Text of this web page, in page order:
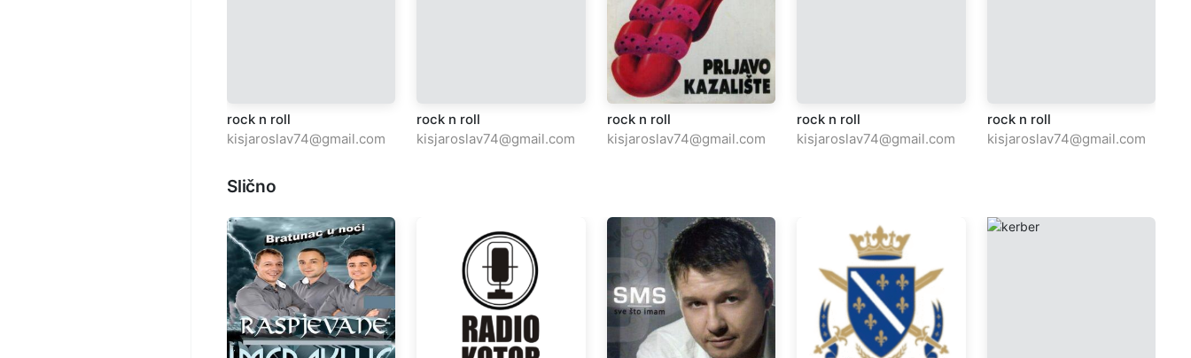
rock n roll
kisjaroslav74@gmail.com
rock n roll
kisjaroslav74@gmail.com
rock n roll
kisjaroslav74@gmail.com
rock n roll
kisjaroslav74@gmail.com
rock n roll
kisjaroslav74@gmail.com
Slično